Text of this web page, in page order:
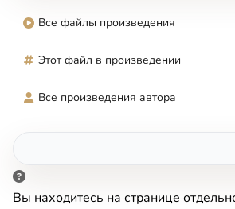
Все файлы произведения
Этот файл в произведении
Все произведения автора
Вы находитесь на странице